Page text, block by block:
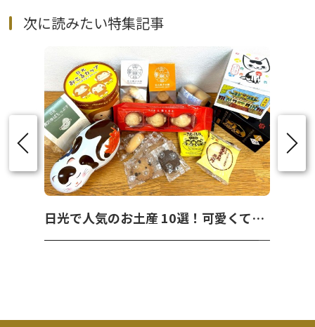
次に読みたい特集記事
日光で人気のお土産 10選！可愛くて美味しいお菓子を紹介！